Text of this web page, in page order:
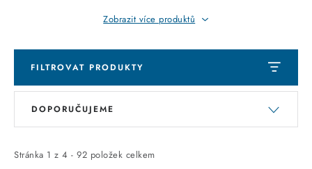
OHŘÍVAČE VODY
CHYTRÁ DOMÁCNOST
Zobrazit více produktů
FILTROVAT PRODUKTY
V
i
Stránka 1 z 4 - 92 položek celkem
Ř
e
DOPORUČUJEME